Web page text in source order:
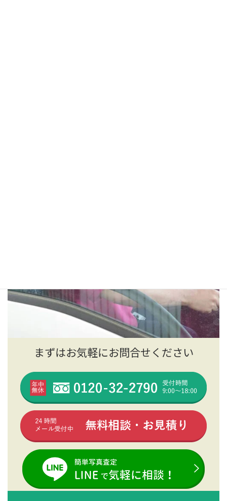
まずはお気軽にお問合せください